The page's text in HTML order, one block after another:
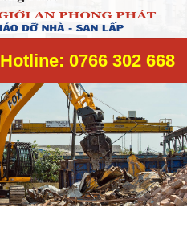
Hotline: 0766 302 668